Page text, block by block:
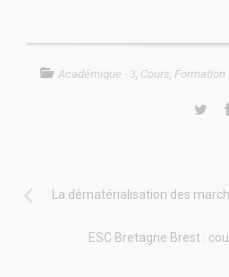
Académique - 3, Cours, Formation
La dématérialisation des
ESC Bretagne Brest :